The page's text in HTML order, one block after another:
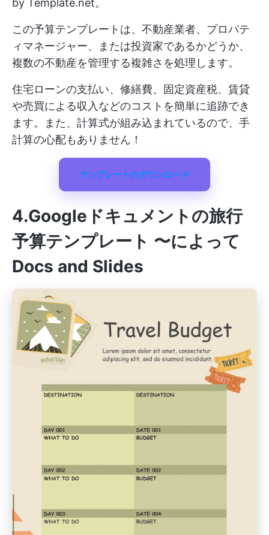
by Template.net。
この予算テンプレートは、不動産業者、プロパテ
ィマネージャー、または投資家であるかどうか、
複数の不動産を管理する複雑さを処理します。
住宅ローンの支払い、修繕費、固定資産税、賃貸
や売買による収入などのコストを簡単に追跡でき
ます。また、計算式が組み込まれているので、手
計算の心配もありません！
テンプレートのダウンロード
4.Googleドキュメントの旅行
予算テンプレート 〜によって
Docs and Slides